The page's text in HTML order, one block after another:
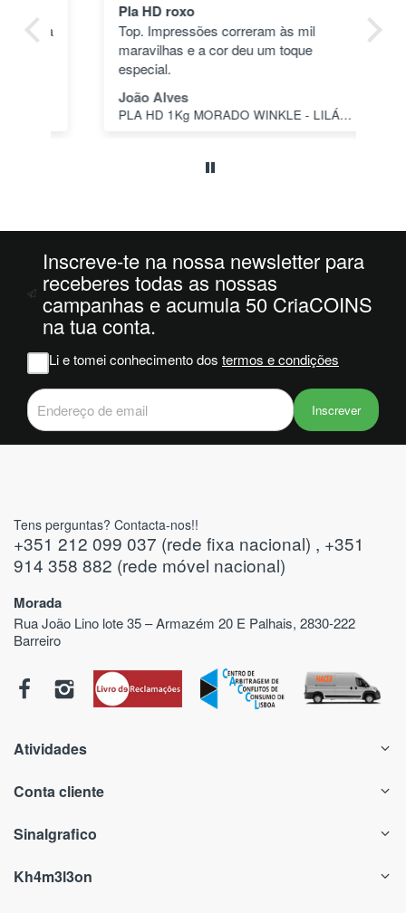
Pla HD roxo
Top. Impressões correram às mil
maravilhas e a cor deu um toque
especial.
João Alves
PLA HD 1Kg MORADO WINKLE - LILÁS – WINKLE
Inscreve-te na nossa newsletter para
receberes todas as nossas
campanhas e acumula 50 CriaCOINS
na tua conta.
Li e tomei conhecimento dos termos e condições
Inscrever
Tens perguntas? Contacta-nos!!
+351 212 099 037 (rede fixa nacional) , +351
914 358 882 (rede móvel nacional)
Morada
Rua João Lino lote 35 – Armazém 20 E Palhais, 2830-222
Barreiro
Atividades
Conta cliente
Sinalgrafico
Kh4m3l3on